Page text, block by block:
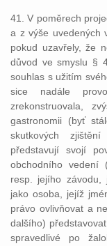
41. V poměrech
a z výše uvedených
pokud uzavřely, že
důvod ve smyslu §
souhlas s užitím
sice nadále
zrekonstruovala,
gastronomii (byť
skutkových
představují svojí
obchodního vedení
resp. jejího závodu,
jako osoba, jejíž
právo ovlivňovat a
dalšího)
spravedlivé po